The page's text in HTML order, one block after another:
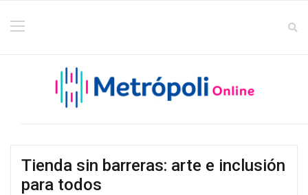
Tienda sin barreras: arte e inclusión
para todos